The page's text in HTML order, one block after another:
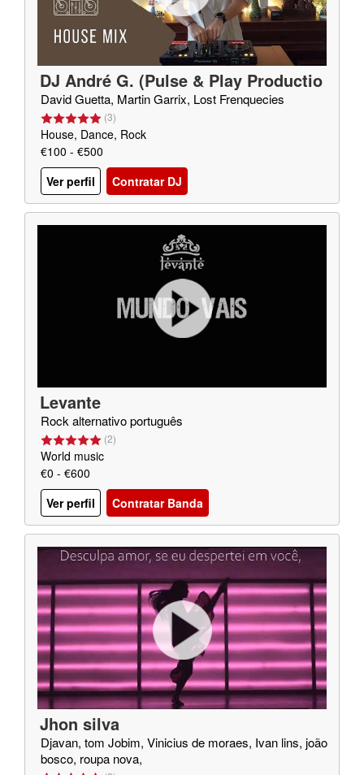
DJ André G. (Pulse & Play Productio
ns)
David Guetta, Martin Garrix, Lost Frenquecies
(3)
House, Dance, Rock
€100 - €500
Ver perfil
Contratar DJ
Levante
Rock alternativo português
(2)
World music
€0 - €600
Ver perfil
Contratar Banda
Jhon silva
Djavan, tom Jobim, Vinicius de moraes, Ivan lins, joão
bosco, roupa nova,